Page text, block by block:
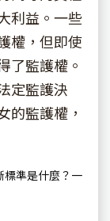
利益。一些
權，但即使
了監護權。
定監護決
的監護權，
標準是什麼？一